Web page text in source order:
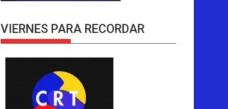
VIERNES PARA RECORDAR